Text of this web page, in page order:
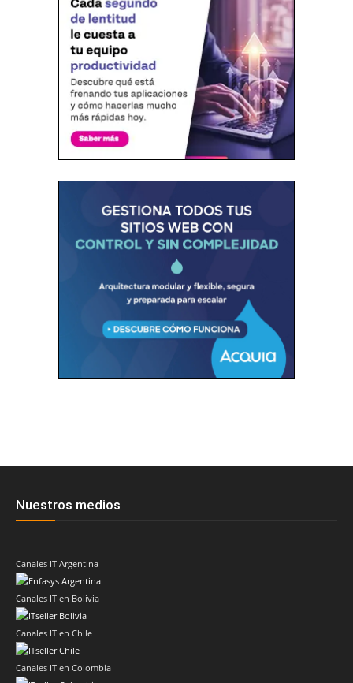
Nuestros medios
Canales IT Argentina
Canales IT en Bolivia
Canales IT en Chile
Canales IT en Colombia